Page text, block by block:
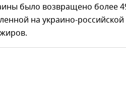
было возвращено более
на украино-российской